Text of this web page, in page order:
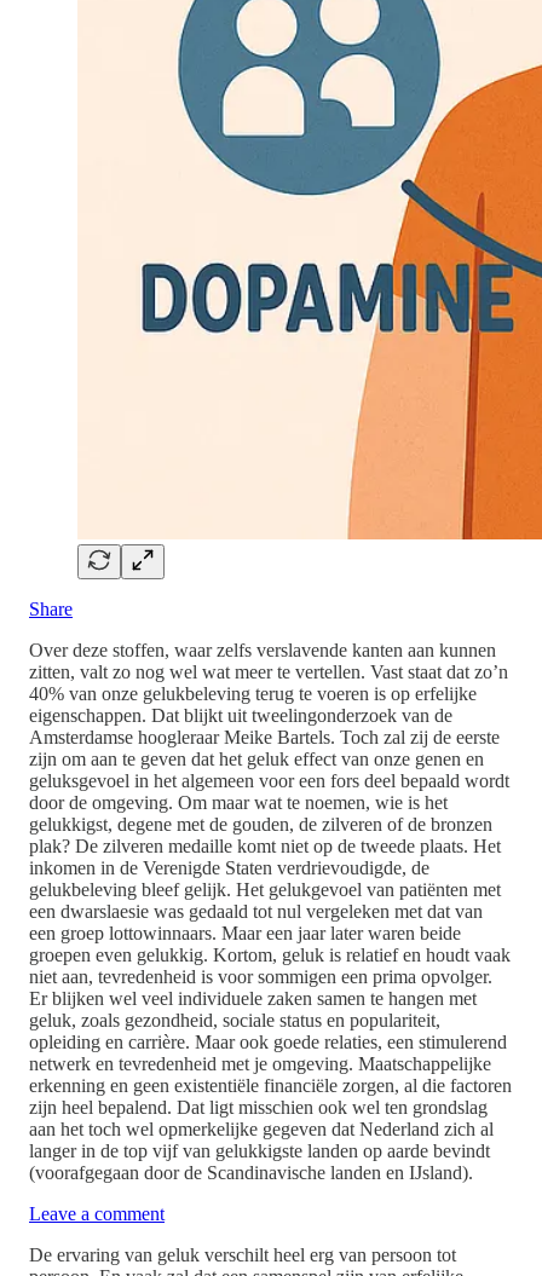
Share
Over deze stoffen, waar zelfs verslavende kanten aan kunnen
zitten, valt zo nog wel wat meer te vertellen. Vast staat dat zo’n
40% van onze gelukbeleving terug te voeren is op erfelijke
eigenschappen. Dat blijkt uit tweelingonderzoek van de
Amsterdamse hoogleraar Meike Bartels. Toch zal zij de eerste
zijn om aan te geven dat het geluk effect van onze genen en
geluksgevoel in het algemeen voor een fors deel bepaald wordt
door de omgeving. Om maar wat te noemen, wie is het
gelukkigst, degene met de gouden, de zilveren of de bronzen
plak? De zilveren medaille komt niet op de tweede plaats. Het
inkomen in de Verenigde Staten verdrievoudigde, de
gelukbeleving bleef gelijk. Het gelukgevoel van patiënten met
een dwarslaesie was gedaald tot nul vergeleken met dat van
een groep lottowinnaars. Maar een jaar later waren beide
groepen even gelukkig. Kortom, geluk is relatief en houdt vaak
niet aan, tevredenheid is voor sommigen een prima opvolger.
Er blijken wel veel individuele zaken samen te hangen met
geluk, zoals gezondheid, sociale status en populariteit,
opleiding en carrière. Maar ook goede relaties, een stimulerend
netwerk en tevredenheid met je omgeving. Maatschappelijke
erkenning en geen existentiële financiële zorgen, al die factoren
zijn heel bepalend. Dat ligt misschien ook wel ten grondslag
aan het toch wel opmerkelijke gegeven dat Nederland zich al
langer in de top vijf van gelukkigste landen op aarde bevindt
(voorafgegaan door de Scandinavische landen en IJsland).
Leave a comment
De ervaring van geluk verschilt heel erg van persoon tot